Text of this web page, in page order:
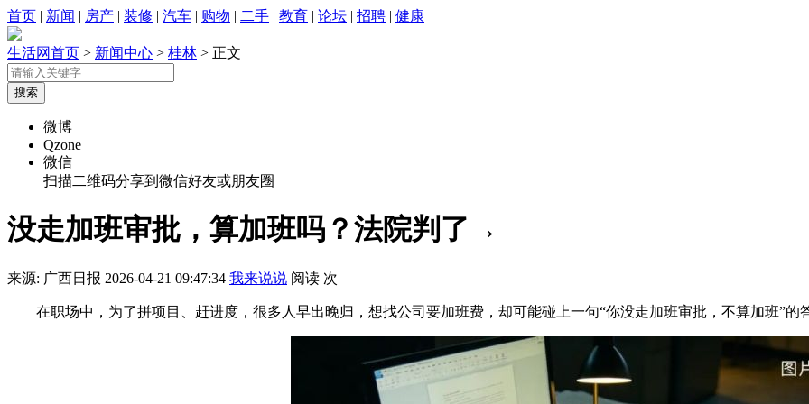
首页 | 新闻 | 房产 | 装修 | 汽车 | 购物 | 二手 | 教育 | 论坛 | 招聘 | 健康
生活网首页 > 新闻中心 > 桂林 > 正文
微博
Qzone
微信
扫描二维码分享到微信好友或朋友圈
没走加班审批，算加班吗？法院判了→
来源: 广西日报 2026-04-21 09:47:34 我来说说 阅读 次
在职场中，为了拼项目、赶进度，很多人早出晚归，想找公司要加班费，却可能碰上一句“你没走加班审批，不算加班”的